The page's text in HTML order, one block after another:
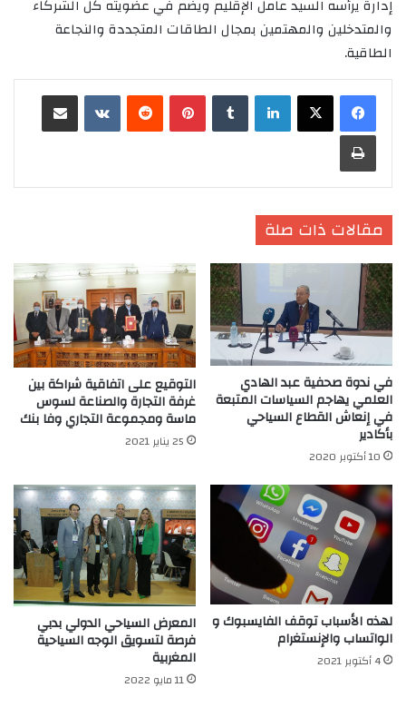
إدارة يرأسه السيد عامل الإقليم ويضم في عضويته كل الشركاء
والمتدخلين والمهتمين بمجال الطاقات المتجددة والنجاعة
الطاقية.
لينكدإن بينتيريست
طباعة
مقالات ذات صلة
في ندوة صحفية عبد الهادي
العلمي يهاجم السياسات المتبعة
في إنعاش القطاع السياحي
بأكادير
10 أكتوبر 2020
التوقيع على اتفاقية شراكة بين
غرفة التجارة والصناعة لسوس
ماسة ومجموعة التجاري وفا بنك
25 يناير 2021
لهذه الأسباب توقف الفايسبوك و
الواتساب والإنستغرام
4 أكتوبر 2021
المعرض السياحي الدولي بدبي
فرصة لتسويق الوجه السياحية
المغربية
11 مايو 2022